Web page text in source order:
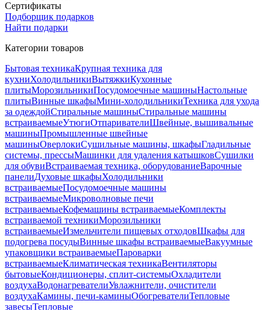
Сертификаты
Подборщик подарков
Найти подарки
Категории товаров
Бытовая техникаКрупная техника для
кухниХолодильникиВытяжкиКухонные
плитыМорозильникиПосудомоечные машиныНастольные
плитыВинные шкафыМини-холодильникиТехника для ухода
за одеждойСтиральные машиныСтиральные машины
встраиваемыеУтюгиОтпаривателиШвейные, вышивальные
машиныПромышленные швейные
машиныОверлокиСушильные машины, шкафыГладильные
системы, прессыМашинки для удаления катышковСушилки
для обувиВстраиваемая техника, оборудованиеВарочные
панелиДуховые шкафыХолодильники
встраиваемыеПосудомоечные машины
встраиваемыеМикроволновые печи
встраиваемыеКофемашины встраиваемыеКомплекты
встраиваемой техникиМорозильники
встраиваемыеИзмельчители пищевых отходовШкафы для
подогрева посудыВинные шкафы встраиваемыеВакуумные
упаковщики встраиваемыеПароварки
встраиваемыеКлиматическая техникаВентиляторы
бытовыеКондиционеры, сплит-системыОхладители
воздухаВодонагревателиУвлажнители, очистители
воздухаКамины, печи-каминыОбогревателиТепловые
завесыТепловые